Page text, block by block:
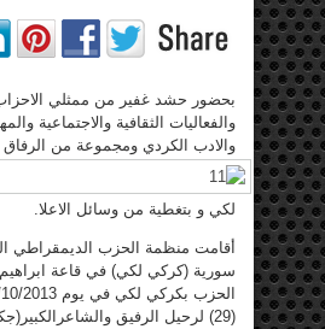
بحضور حشد غفير من ممثلي
والفعاليات الثقافية والاجتماعية
والادب الكردي ومجموعة من
لكي و بتغطية من وسائل الاعلا.
أقامت منظمة الحزب الديمقراطي
سورية (كركي لكي) في قاعة
(29) لرحيل الرفيق